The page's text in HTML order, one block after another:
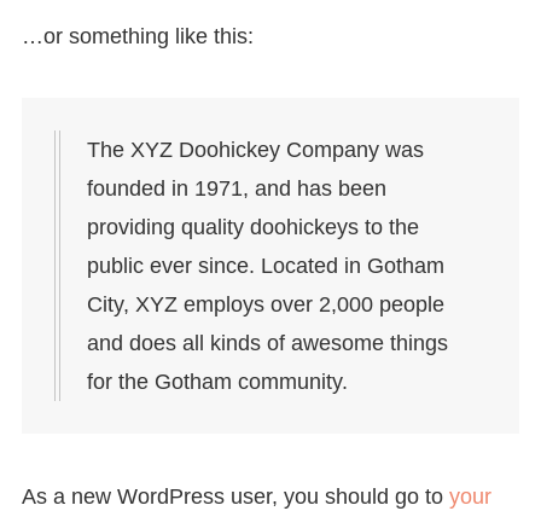
…or something like this:
The XYZ Doohickey Company was
founded in 1971, and has been
providing quality doohickeys to the
public ever since. Located in Gotham
City, XYZ employs over 2,000 people
and does all kinds of awesome things
for the Gotham community.
As a new WordPress user, you should go to your